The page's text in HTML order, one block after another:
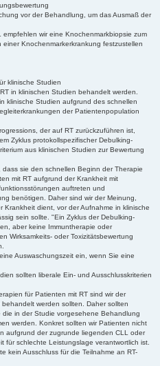
vor der Behandlung, um das Ausmaß der
wir eine Knochenmarkbiopsie zum
Knochenmarkerkrankung festzustellen
klinische Studien
in klinischen Studien behandelt werden.
klinische Studien aufgrund des schnellen
der Patientenpopulation
der auf RT zurückzuführen ist,
Zyklus protokollspezifischer Debulking-
aus klinischen Studien zur Bewertung
sie den schnellen Beginn der Therapie
mit RT aufgrund der Krankheit mit
auftreten und
benötigen. Daher sind wir der Meinung,
dient, vor der Aufnahme in klinische
sein sollte. "Ein Zyklus der Debulking-
aber keine Immuntherapie oder
Wirksamkeits- oder Toxizitätsbewertung
Auswaschungszeit ein, wenn Sie eine
sollten liberale Ein- und Ausschlusskriterien
für Patienten mit RT sind wir der
werden sollten. Daher sollten
in der Studie vorgesehene Behandlung
werden. Konkret sollten wir Patienten nicht
aufgrund der zugrunde liegenden CLL oder
für schlechte Leistungslage verantwortlich ist.
kein Ausschluss für die Teilnahme an RT-